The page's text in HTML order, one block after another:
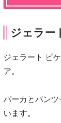
ジェラー
ジェラート ピ
ア。
パーカとパン
います。